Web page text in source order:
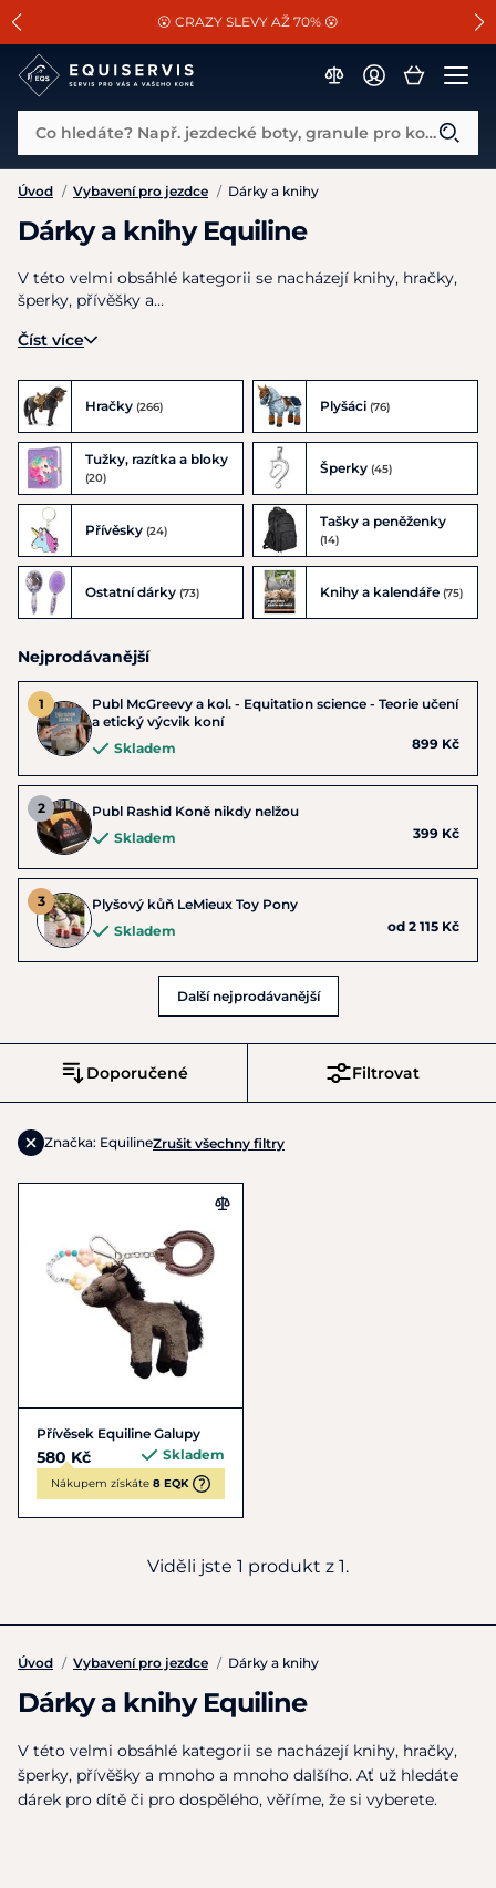
SLEVA 13% na vše od Cassini!
😮 CRAZY SLEVY AŽ 70% 😮
📐Pasování a doplňky k vybraným sedlům ZDARMA 🐴
Co hledáte? Např. jezdecké boty, granule pro koně...
Úvod / Vybavení pro jezdce / Dárky a knihy
Dárky a knihy Equiline
V této velmi obsáhlé kategorii se nacházejí knihy, hračky,
šperky, přívěšky a…
Číst více
Hračky (266) Plyšáci (76)
Tužky, razítka a bloky
(20)
Šperky (45)
Přívěsky (24)
Tašky a peněženky
(14)
Ostatní dárky (73) Knihy a kalendáře (75)
Nejprodávanější
Publ McGreevy a kol. - Equitation science - Teorie učení
a etický výcvik koní
Skladem
899 Kč
Publ Rashid Koně nikdy nelžou
Skladem
399 Kč
Plyšový kůň LeMieux Toy Pony
Skladem
od 2 115 Kč
Další nejprodávanější
Filtrovat
Doporučené
Značka: EquilineZrušit všechny filtry
Přívěsek Equiline Galupy
580 Kč Skladem
Nákupem získáte 8 EQK
Viděli jste 1 produkt z 1.
Úvod / Vybavení pro jezdce / Dárky a knihy
Dárky a knihy Equiline
V této velmi obsáhlé kategorii se nacházejí knihy, hračky,
šperky, přívěšky a mnoho a mnoho dalšího. Ať už hledáte
dárek pro dítě či pro dospělého, věříme, že si vyberete.